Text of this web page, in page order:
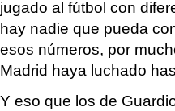
jugado al fútbol con
hay nadie que pueda
esos números, por
Madrid haya luchado
Y eso que los de